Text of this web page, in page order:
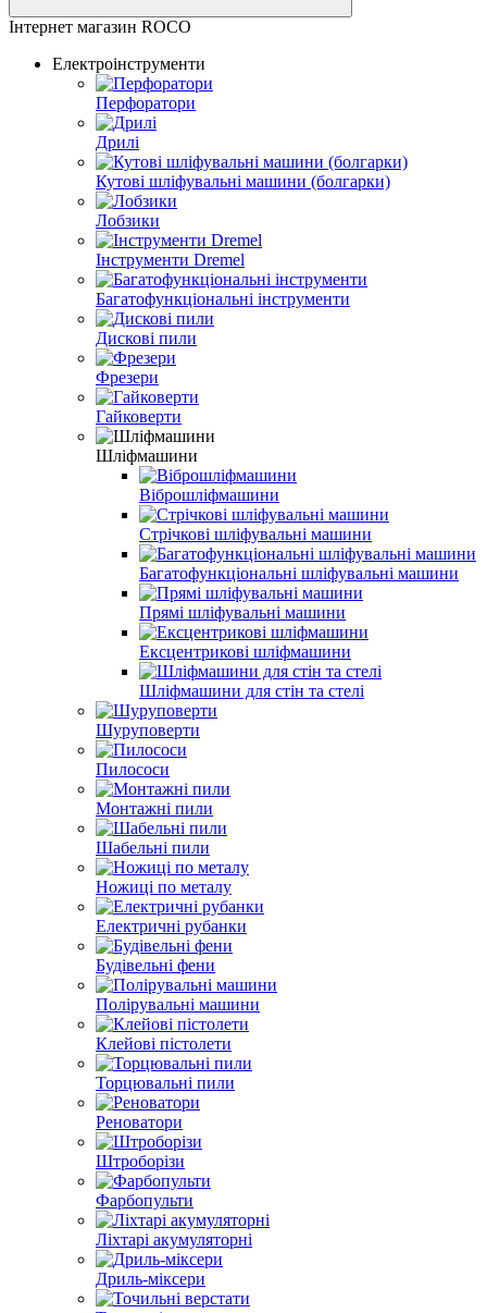
Інтернет магазин ROCO
Електроінструменти
Перфоратори
Дрилі
Кутові шліфувальні машини (болгарки)
Лобзики
Інструменти Dremel
Багатофункціональні інструменти
Дискові пили
Фрезери
Гайковерти
Шліфмашини
Віброшліфмашини
Стрічкові шліфувальні машини
Багатофункціональні шліфувальні машини
Прямі шліфувальні машини
Ексцентрикові шліфмашини
Шліфмашини для стін та стелі
Шуруповерти
Пилососи
Монтажні пили
Шабельні пили
Ножиці по металу
Електричні рубанки
Будівельні фени
Полірувальні машини
Клейові пістолети
Торцювальні пили
Реноватори
Штроборізи
Фарбопульти
Ліхтарі акумуляторні
Дриль-міксери